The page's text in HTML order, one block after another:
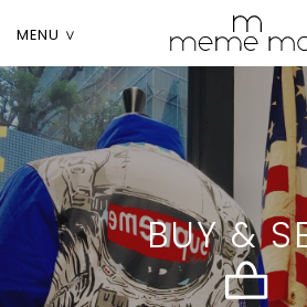
MENU ∨
BUY &